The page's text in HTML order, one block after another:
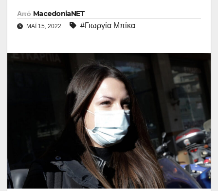
Από MacedoniaNET
ΜΆΙ 15, 2022 #Γιωργία Μπίκα